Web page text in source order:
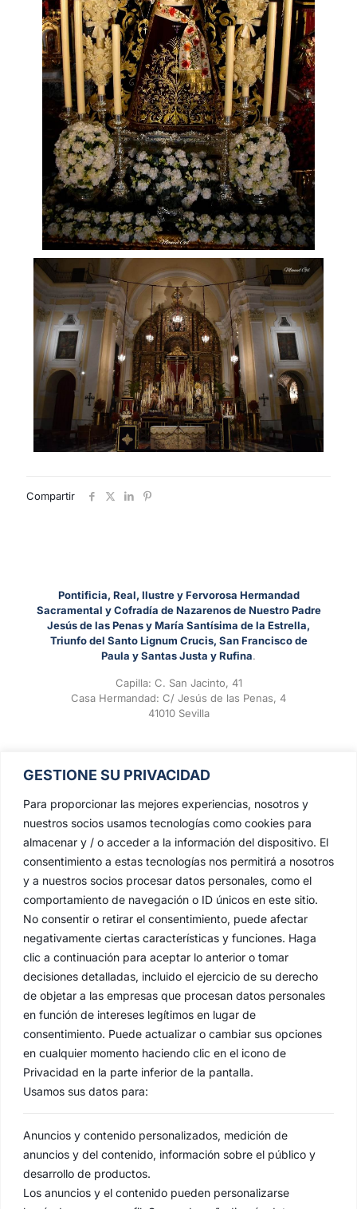
GESTIONE SU PRIVACIDAD
Para proporcionar las mejores experiencias, nosotros y
nuestros socios usamos tecnologías como cookies para
almacenar y / o acceder a la información del dispositivo. El
consentimiento a estas tecnologías nos permitirá a nosotros
y a nuestros socios procesar datos personales, como el
comportamiento de navegación o ID únicos en este sitio.
No consentir o retirar el consentimiento, puede afectar
negativamente ciertas características y funciones. Haga
clic a continuación para aceptar lo anterior o tomar
decisiones detalladas, incluido el ejercicio de su derecho
de objetar a las empresas que procesan datos personales
en función de intereses legítimos en lugar de
consentimiento. Puede actualizar o cambiar sus opciones
en cualquier momento haciendo clic en el icono de
Privacidad en la parte inferior de la pantalla.
Usamos sus datos para:
Anuncios y contenido personalizados, medición de
anuncios y del contenido, información sobre el público y
desarrollo de productos.
Los anuncios y el contenido pueden personalizarse
Compartir
Pontificia, Real, Ilustre y Fervorosa Hermandad
Sacramental y Cofradía de Nazarenos de Nuestro Padre
Jesús de las Penas y María Santísima de la Estrella,
Triunfo del Santo Lignum Crucis, San Francisco de
Paula y Santas Justa y Rufina.
Capilla: C. San Jacinto, 41
Casa Hermandad: C/ Jesús de las Penas, 4
41010 Sevilla